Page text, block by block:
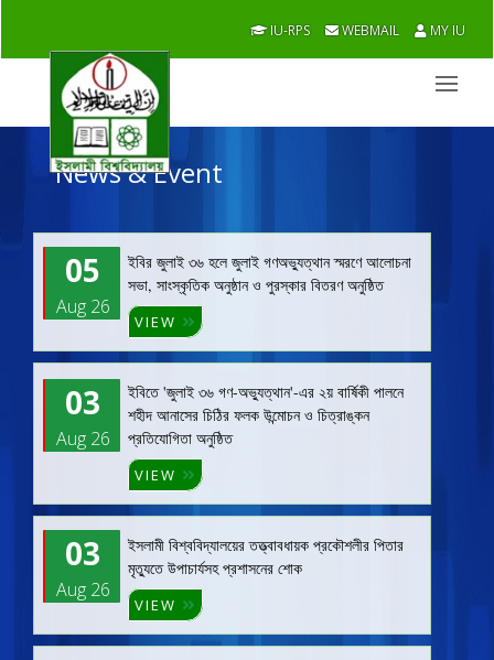
IU-RPS WEBMAIL MY IU
News & Event
05
Aug 26
ইবির জুলাই ৩৬ হলে জুলাই গণঅভ্যুত্থান স্মরণে আলোচনা
সভা, সাংস্কৃতিক অনুষ্ঠান ও পুরস্কার বিতরণ অনুষ্ঠিত
VIEW
03
Aug 26
ইবিতে 'জুলাই ৩৬ গণ-অভ্যুত্থান'-এর ২য় বার্ষিকী পালনে
শহীদ আনাসের চিঠির ফলক উন্মোচন ও চিত্রাঙ্কন
প্রতিযোগিতা অনুষ্ঠিত
VIEW
03
Aug 26
ইসলামী বিশ্ববিদ্যালয়ের তত্ত্বাবধায়ক প্রকৌশলীর পিতার
মৃত্যুতে উপাচার্যসহ প্রশাসনের শোক
VIEW